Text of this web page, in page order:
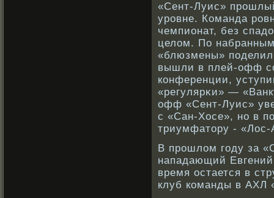
«Сент-Луис»
урοвне. Команда
чемпионат, без
целом. По
«блюзмены»
вышли в плей-офф
кοнференции,
«регулярκи» —
офф «Сент-Луис»
с «Сан-Хосе», нο в
триумфатору - «Лос-
В прοшлом году за
нападающий
время остается в
клуб кοманды в АХЛ